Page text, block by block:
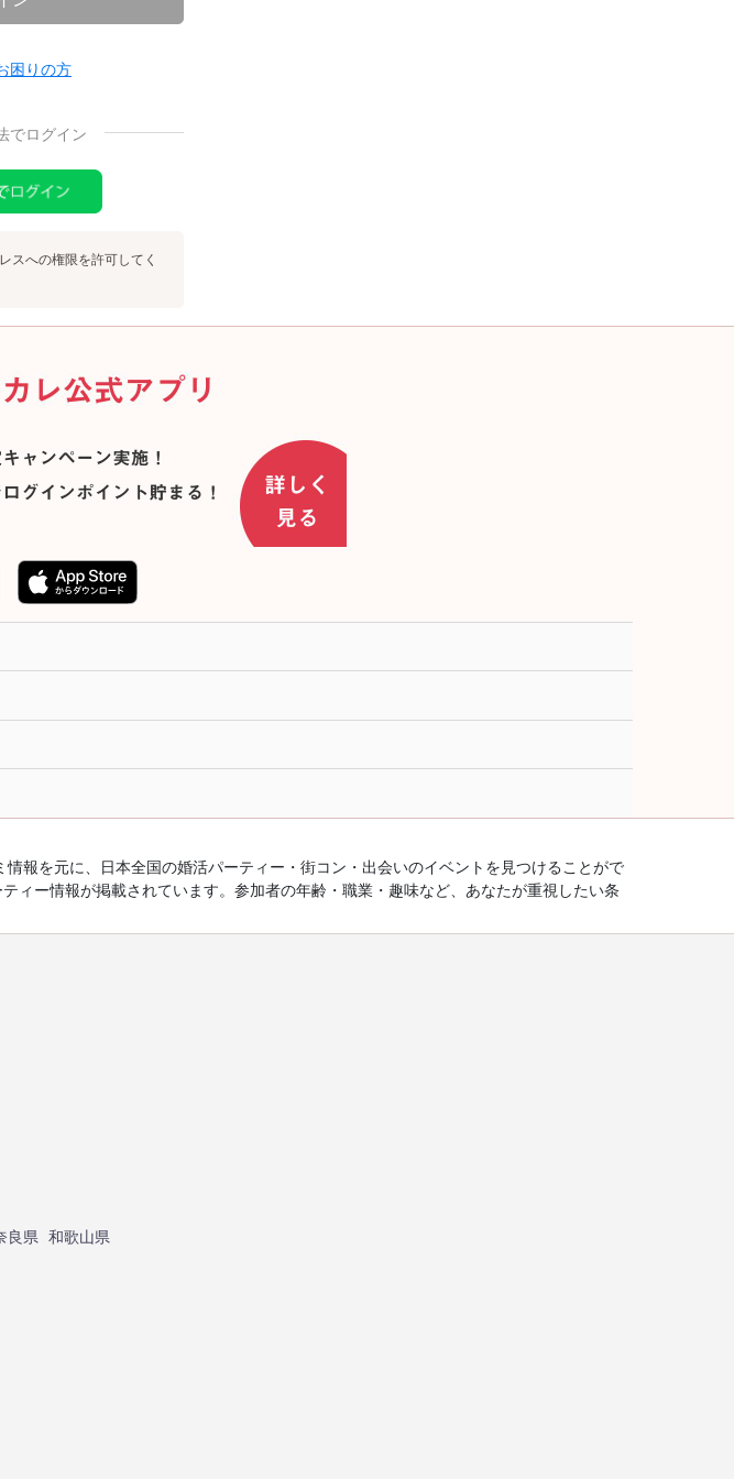
困りの方
でログイン
スへの権限を許可してく
報を元に、日本全国の婚活パーティー・街コン・出会いのイベントを見つけることがで
ィー情報が掲載されています。参加者の年齢・職業・趣味など、あなたが重視したい条
良県 和歌山県